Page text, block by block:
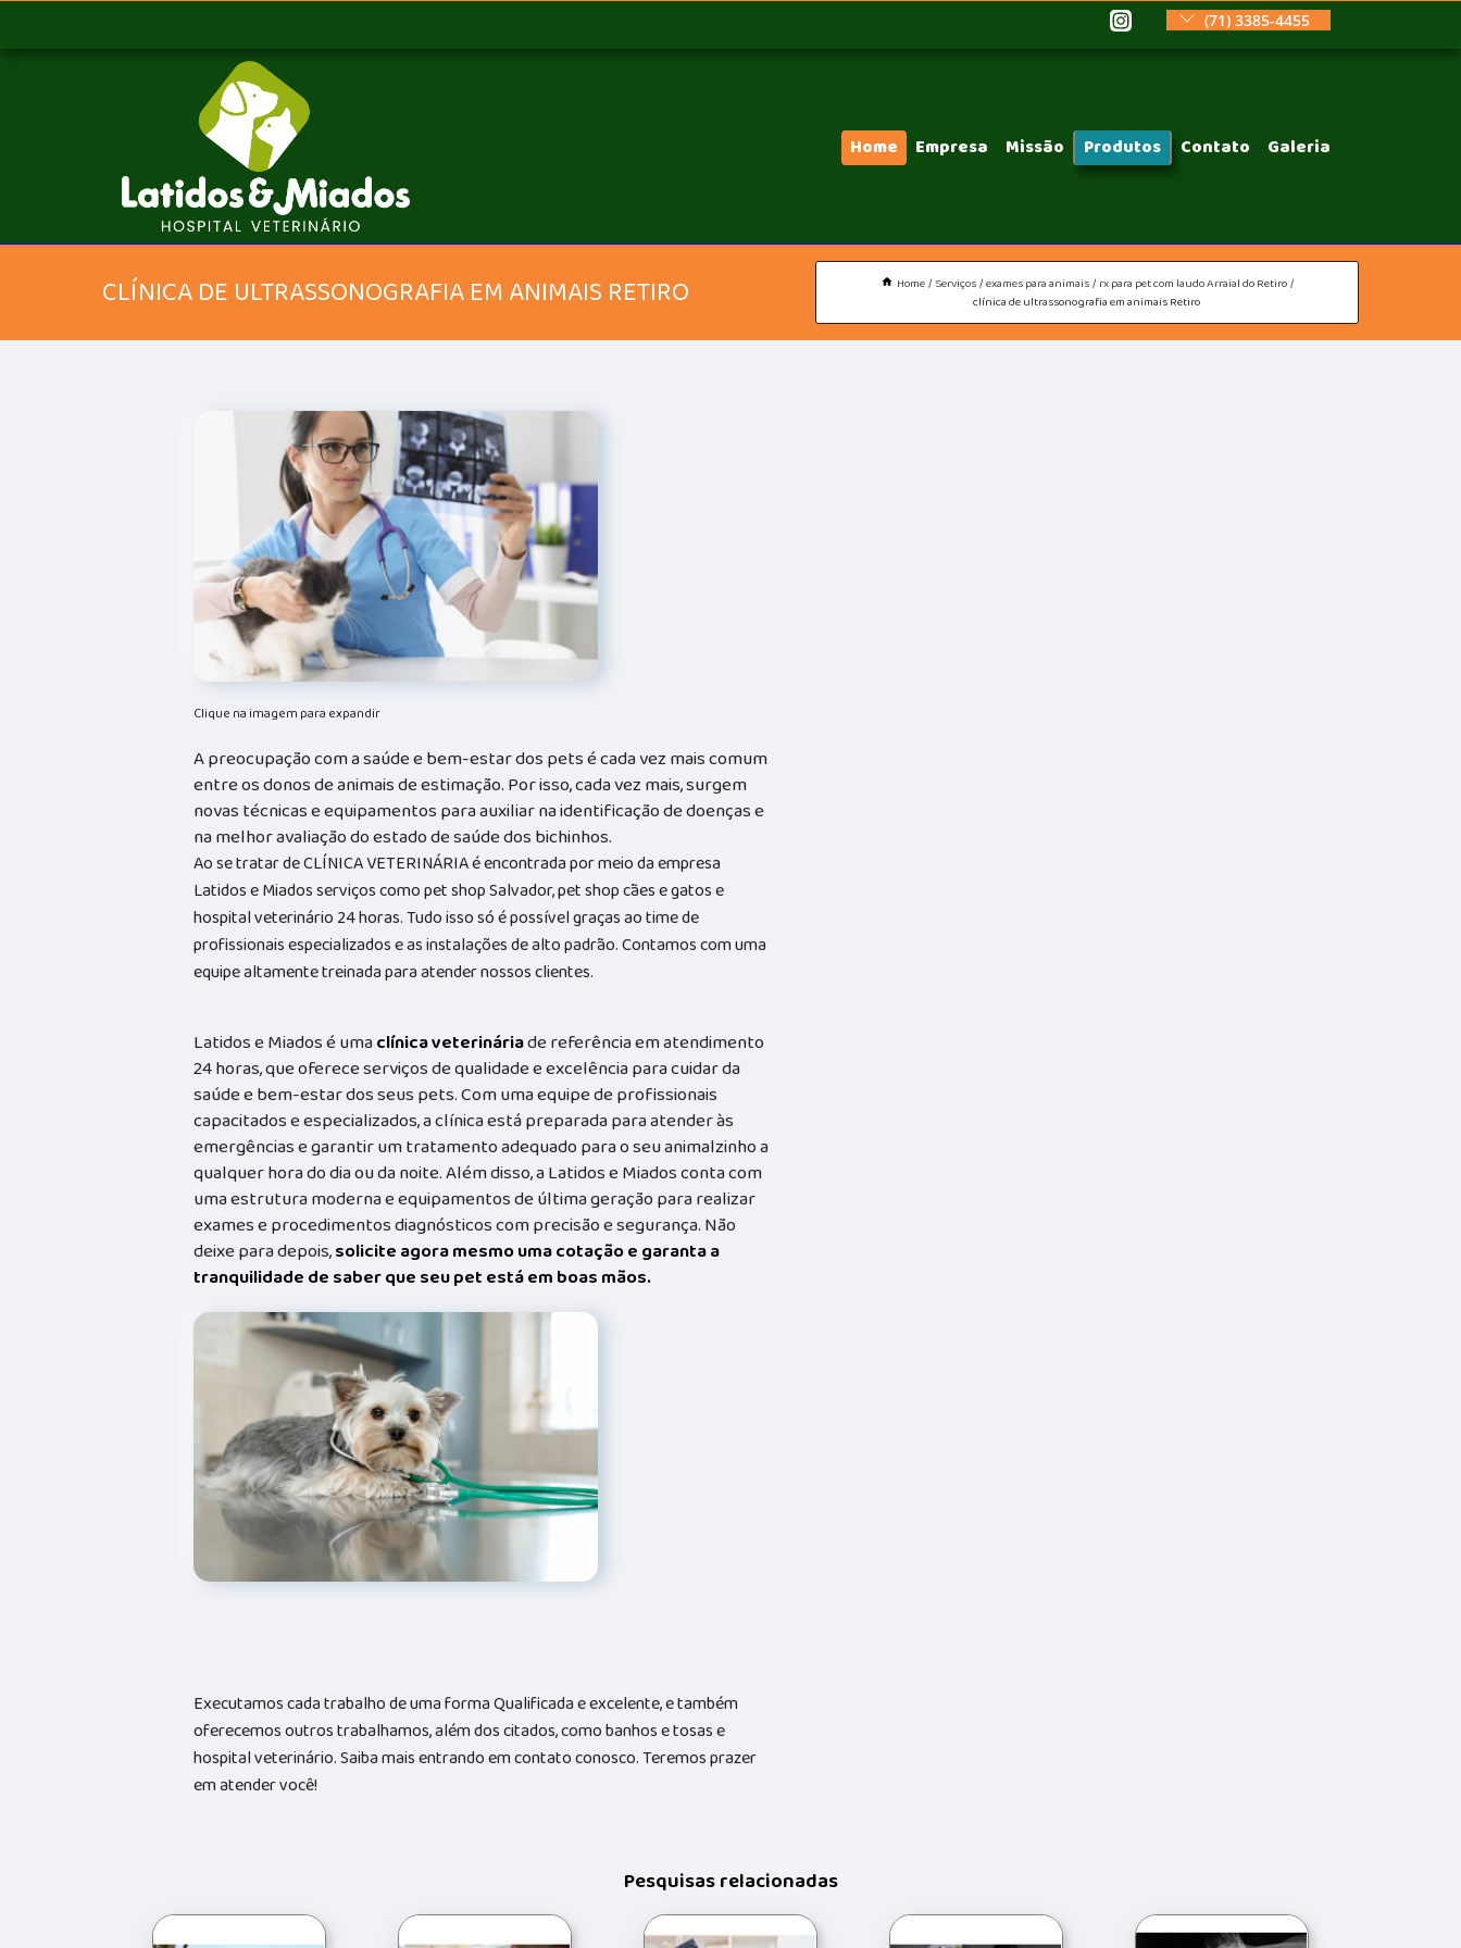
(71) 3385-4455
Home Empresa Missão Produtos Contato Galeria
CLÍNICA DE ULTRASSONOGRAFIA EM ANIMAIS RETIRO Home Serviços exames para animais rx para pet com laudo Arraial do Retiro
clínica de ultrassonografia em animais Retiro
Clique na imagem para expandir
A preocupação com a saúde e bem-estar dos pets é cada vez mais comum
entre os donos de animais de estimação. Por isso, cada vez mais, surgem
novas técnicas e equipamentos para auxiliar na identificação de doenças e
na melhor avaliação do estado de saúde dos bichinhos.
Ao se tratar de CLÍNICA VETERINÁRIA é encontrada por meio da empresa
Latidos e Miados serviços como pet shop Salvador, pet shop cães e gatos e
hospital veterinário 24 horas. Tudo isso só é possível graças ao time de
profissionais especializados e as instalações de alto padrão. Contamos com uma
equipe altamente treinada para atender nossos clientes.
Latidos e Miados é umaclínica veterináriade referência em atendimento
24 horas, que oferece serviços de qualidade e excelência para cuidar da
saúde e bem-estar dos seus pets. Com uma equipe de profissionais
capacitados e especializados, a clínica está preparada para atender às
emergências e garantir um tratamento adequado para o seu animalzinho a
qualquer hora do dia ou da noite. Além disso, a Latidos e Miados conta com
uma estrutura moderna e equipamentos de última geração para realizar
exames e procedimentos diagnósticos com precisão e segurança. Não
deixe para depois,solicite agora mesmo uma cotação e garanta a
tranquilidade de saber que seu pet está em boas mãos.
Executamos cada trabalho de uma forma Qualificada e excelente, e também
oferecemos outros trabalhamos, além dos citados, como banhos e tosas e
hospital veterinário. Saiba mais entrando em contato conosco. Teremos prazer
em atender você!
Pesquisas relacionadas